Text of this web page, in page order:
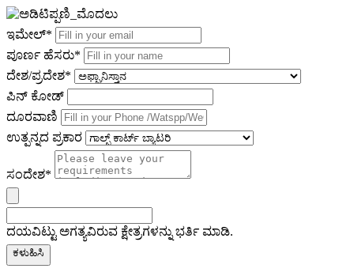
ಇಮೇಲ್*
ಪೂರ್ಣ ಹೆಸರು*
ದೇಶ/ಪ್ರದೇಶ*
ಪಿನ್ ಕೋಡ್
ದೂರವಾಣಿ
ಉತ್ಪನ್ನದ ಪ್ರಕಾರ
ಸಂದೇಶ*
ದಯವಿಟ್ಟು ಅಗತ್ಯವಿರುವ ಕ್ಷೇತ್ರಗಳನ್ನು ಭರ್ತಿ ಮಾಡಿ.
ಕಳುಹಿಸಿ